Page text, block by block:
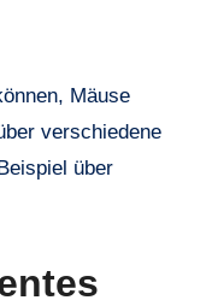
Mäuse
verschiedene
über